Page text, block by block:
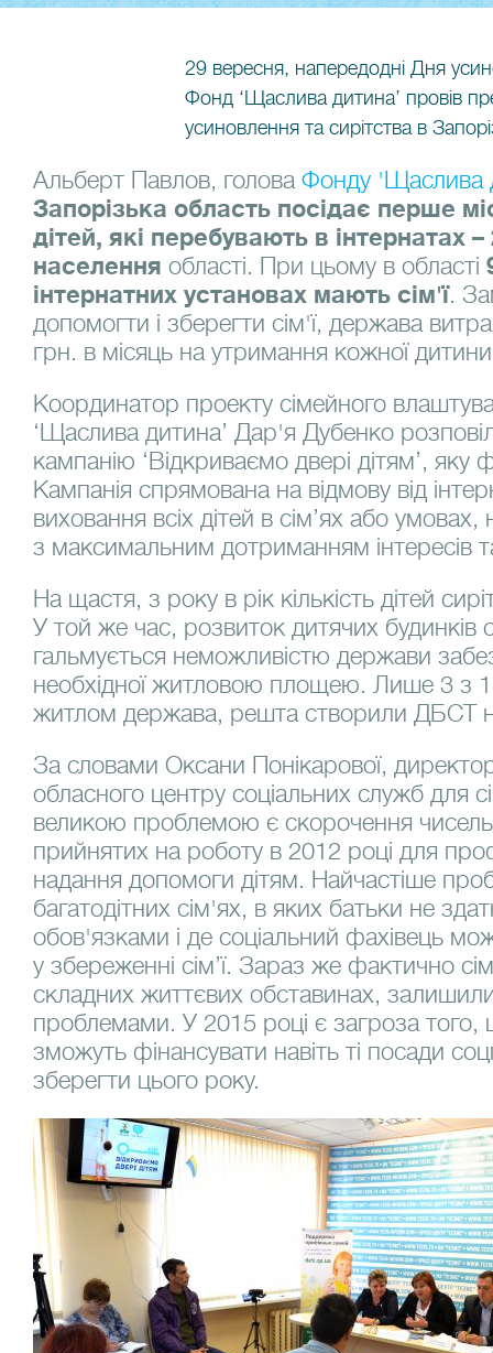
29 вересня, напередодні Дня
Фонд ‘Щаслива дитина’ провів
усиновлення та сирітства в
Альберт Павлов, голова Фонду 'Щаслива
Запорізька область посідає перше
дітей, які перебувають в інтернатах
населення області. При цьому в області
інтернатних установах мають сім'ї.
допомогти і зберегти сім'ї, держава
грн. в місяць на утримання кожної дитини
Координатор проекту сімейного
‘Щаслива дитина’ Дар'я Дубенко
кампанію ‘Відкриваємо двері дітям’, яку
Кампанія спрямована на відмову від
виховання всіх дітей в сім’ях або
з максимальним дотриманням інтересів
На щастя, з року в рік кількість дітей
У той же час, розвиток дитячих будинків
гальмується неможливістю держави
необхідної житловою площею. Лише 3 з
житлом держава, решта створили ДБСТ
За словами Оксани Понікарової,
обласного центру соціальних служб для
великою проблемою є скорочення
прийнятих на роботу в 2012 році для
надання допомоги дітям. Найчастіше
багатодітних сім'ях, в яких батьки не
обов'язками і де соціальний фахівець
у збереженні сім’ї. Зараз же фактично
складних життєвих обставинах,
проблемами. У 2015 році є загроза
зможуть фінансувати навіть ті посади
зберегти цього року.